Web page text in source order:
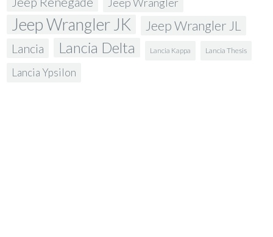
Jeep Wrangler
Jeep Wrangler JK Jeep Wrangler JL
Lancia Lancia Delta Lancia Kappa Lancia Thesis
Lancia Ypsilon